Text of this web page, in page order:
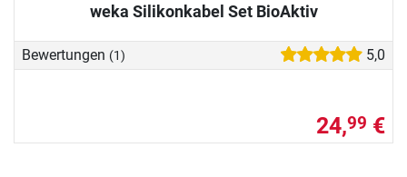
weka Silikonkabel Set BioAktiv
Bewertungen (1) 5,0
24,99 €